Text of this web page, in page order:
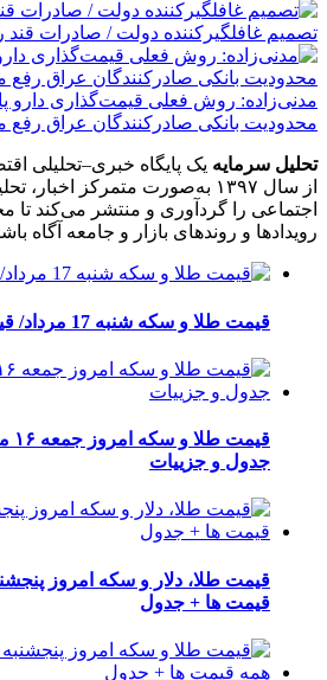
تصمیم غافلگیرکننده دولت / صادرات قند
مدنی‌زاده: روش فعلی قیمت‌گذاری دارو
محدودیت بانکی صادرکنندگان عراق
تحلیل سرمایه یک پایگاه خبری–تحلیلی
از سال ۱۳۹۷ به‌صورت متمرکز
اجتماعی را گردآوری و منتشر می‌کند تا
رویدادها و روندهای بازار و جامعه آگاه
قیمت طلا و سکه شنبه 17 مرداد/ قیمت‌ها افزایشی
جدول و جزییات
قیمت ها + جدول